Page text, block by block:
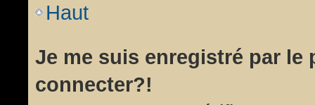
Haut
Je me suis enregistré par le
connecter?!